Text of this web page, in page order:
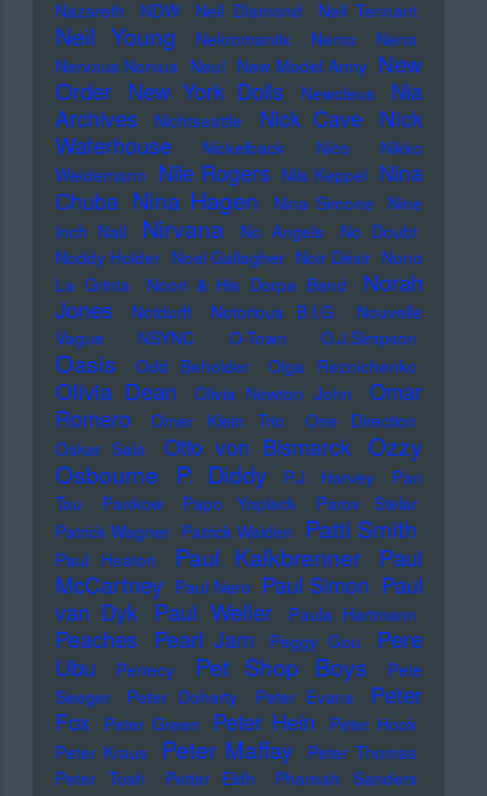
Nazareth
NDW Neil Diamond Neil Tennant
Neil Young Nekromantix Nemo
Nena
Nervous Norvus Neu! New Model Army New
Order New York Dolls Newcleus
Nia
Archives
Nichtseattle Nick Cave
Nick
Waterhouse
Nickelback Nico
Nikko
Weidemann Nile Rogers Nils Keppel Nina
Chuba Nina Hagen Nina Simone
Nine
Inch Nail
Nirvana No Angels
No Doubt
Noddy Holder Noel Gallagher Noir Désir Nono
La Grinta
Noori & His Dorpa Band
Norah
Jones
Notdurft Notorious B.I.G.
Nouvelle
Vague
NSYNC O-Town O.J.Simpson
Oasis Odd Beholder Olga Reznichenko
Olivia Dean Olivia Newton John
Omar
Romero
Omer Klein Trio
One Direction
Oskar Sala
Otto von Bismarck Ozzy
Osbourne
P. Diddy P.J. Harvey
Pan
Tau
Pankow Papo Yoplack
Parov Stelar
Patrick Wagner Patrick Walden Patti Smith
Paul Heaton Paul Kalkbrenner
Paul
McCartney Paul Nero Paul Simon Paul
van Dyk Paul Weller Paula Hartmann
Peaches Pearl Jam Peggy Gou
Pere
Ubu
Perrecy Pet Shop Boys
Pete
Seeger
Peter Doherty Peter Evans
Peter
Fox
Peter Green Peter Hein
Peter Hook
Peter Kraus
Peter Maffay
Peter Thomas
Peter Tosh
Petter Eldh Pharoah Sanders